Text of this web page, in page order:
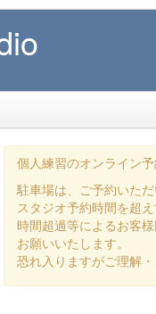
個人練習のオンライン
駐車場は、ご予約いた
スタジオ予約時間を超
時間超過等によるお客
お願いいたします。
恐れ入りますがご理解